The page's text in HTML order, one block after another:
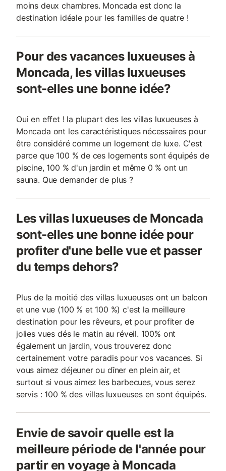
moins deux chambres. Moncada est donc la
destination idéale pour les familles de quatre !
Pour des vacances luxueuses à
Moncada, les villas luxueuses
sont-elles une bonne idée?
Oui en effet ! la plupart des les villas luxueuses à
Moncada ont les caractéristiques nécessaires pour
être considéré comme un logement de luxe. C'est
parce que 100 % de ces logements sont équipés de
piscine, 100 % d'un jardin et même 0 % ont un
sauna. Que demander de plus ?
Les villas luxueuses de Moncada
sont-elles une bonne idée pour
profiter d'une belle vue et passer
du temps dehors?
Plus de la moitié des villas luxueuses ont un balcon
et une vue (100 % et 100 %) c'est la meilleure
destination pour les rêveurs, et pour profiter de
jolies vues dés le matin au réveil. 100% ont
également un jardin, vous trouverez donc
certainement votre paradis pour vos vacances. Si
vous aimez déjeuner ou dîner en plein air, et
surtout si vous aimez les barbecues, vous serez
servis : 100 % des villas luxueuses en sont équipés.
Envie de savoir quelle est la
meilleure période de l'année pour
partir en voyage à Moncada